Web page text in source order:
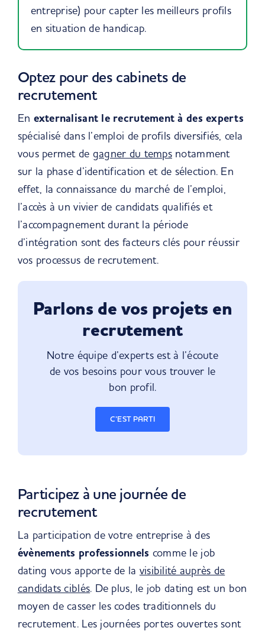
entreprise) pour capter les meilleurs profils
en situation de handicap.
Optez pour des cabinets de
recrutement
En externalisant le recrutement à des experts
spécialisé dans l’emploi de profils diversifiés, cela
vous permet de gagner du tempsnotamment
sur la phase d’identification et de sélection. En
effet, la connaissance du marché de l’emploi,
l’accès à un vivier de candidats qualifiés et
l’accompagnement durant la période
d’intégration sont des facteurs clés pour réussir
vos processus de recrutement.
Parlons de vos projets en
recrutement
Notre équipe d’experts est à l’écoute
de vos besoins pour vous trouver le
bon profil.
C’EST PARTI
Participez à une journée de
recrutement
La participation de votre entreprise à des
évènements professionnels comme le job
dating vous apporte de la visibilité auprès de
candidats ciblés. De plus, le job dating est un bon
moyen de casser les codes traditionnels du
recrutement. Les journées portes ouvertes sont